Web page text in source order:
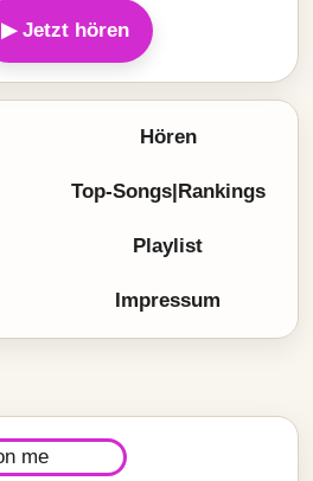
▶ Jetzt hören
Hören
Top-Songs|Rankings
Playlist
Impressum